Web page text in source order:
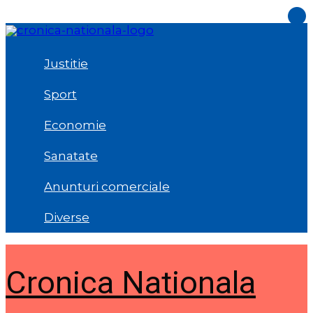
la
conținut
Justitie
Sport
Economie
Sanatate
Anunturi comerciale
Diverse
Cronica Nationala